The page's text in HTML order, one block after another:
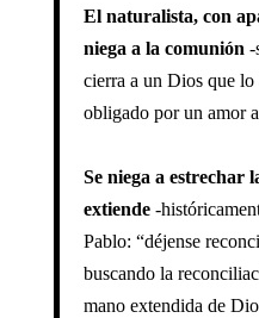
El naturalista, con
niega a la comunión -
cierra a un Dios que lo
obligado por un amor
Se niega a estrechar
extiende-
Pablo: “déjense
buscando la
mano extendida de